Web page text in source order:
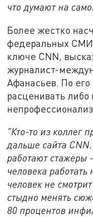
что думают на
Более жестко
федеральных
ключе CNN,
журналист-
Афанасьев. По
расценивать либо
"Кто-то из коллег
дальше сайта CNN
работают стажеры
человека
человек не
стыдно менять
80 процентов